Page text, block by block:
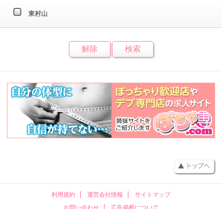
東村山
利用規約 運営会社情報
サイトマップ
お問い合わせ
広告掲載について